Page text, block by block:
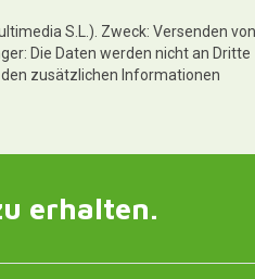
S.L.). Zweck: Versenden von
Die Daten werden nicht an Dritte
zusätzlichen Informationen
erhalten.